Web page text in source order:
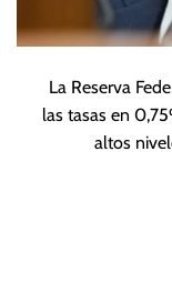
La Reserva
las tasas en
altos